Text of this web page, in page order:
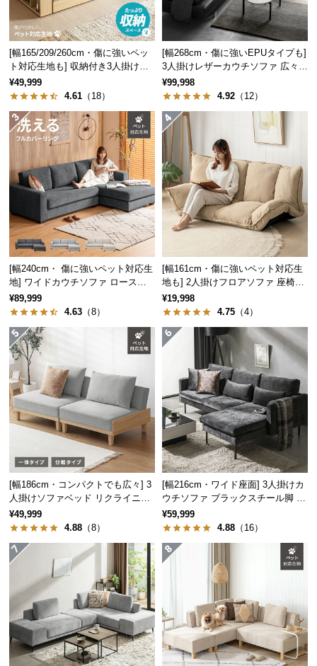
中
型
商
品
の
配
送
に
つ
て
型
品
の
配
送
に
つ
い
て
開
梱
設
サ
ー
ビ
ス
に
つ
搬
入
経
路
シーンを選ばないデザイン性
シンプルで重厚感のあるデザインは置く場所を選ば
ず、日常からビジネスまで様々な場面でお使い頂け
ます。
[幅165/209/260cm・傷に強いペッ
ト対応生地も] 収納付き3人掛け多
機能ソファ
¥49,999
4.61 （18）
[幅268cm・傷に強いEPUタイプも]
3人掛けレザーカウチソファ 広々設
計 高級感
¥99,998
4.92 （12）
[幅240cm・ 傷に強いペット対応生
地] ワイドカウチソファ ロースタ
イル
¥89,999
4.63 （8）
[幅161cm・傷に強いペット対応生
地も] 2人掛けフロアソファ 座椅子
タイプ リクライニング
¥19,998
4.75 （4）
[幅186cm・コンパクトでも広々] 3
人掛けソファベッド リクライニン
グ 天然木フレーム 北欧
¥49,999
4.88 （8）
[幅216cm・ワイド座面] 3人掛けカ
ウチソファ ブラックスチール脚 L
字 ホテルライク 高級感
¥59,999
4.88 （16）